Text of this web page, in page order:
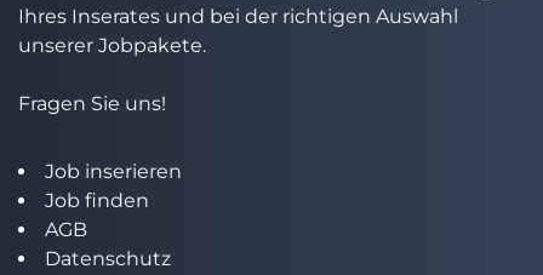
Ihres Inserates und bei der richtigen Auswahl
unserer Jobpakete.
Fragen Sie uns!
Job inserieren
Job finden
AGB
Datenschutz